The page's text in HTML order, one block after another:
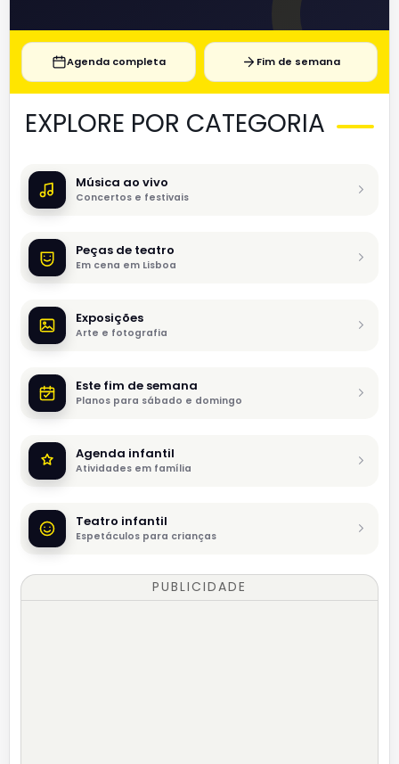
Agenda completa Fim de semana
EXPLORE POR CATEGORIA
Música ao vivo
Concertos e festivais
Peças de teatro
Em cena em Lisboa
Exposições
Arte e fotografia
Este fim de semana
Planos para sábado e domingo
Agenda infantil
Atividades em família
Teatro infantil
Espetáculos para crianças
PUBLICIDADE